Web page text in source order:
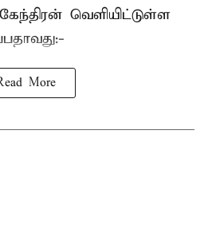
வெளியிட்டுள்ள
More